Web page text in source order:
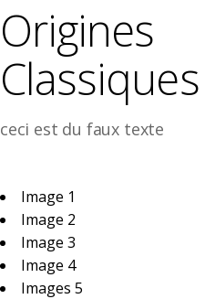
Origines
Classiques
ceci est du faux texte
Image 1
Image 2
Image 3
Image 4
Images 5